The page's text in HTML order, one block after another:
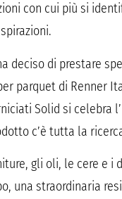
con cui più si
deciso di prestare
parquet di Renner
Solid si celebra
c’è tutta la
gli oli, le cere e
una straordinaria